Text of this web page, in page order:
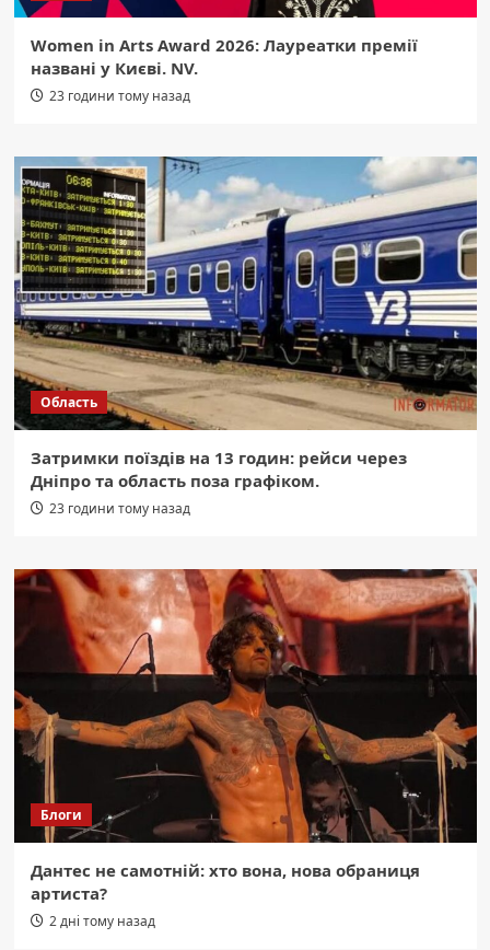
Women in Arts Award 2026: Лауреатки премії
названі у Києві. NV.
23 години тому назад
Область
Затримки поїздів на 13 годин: рейси через
Дніпро та область поза графіком.
23 години тому назад
Блоги
Дантес не самотній: хто вона, нова обраниця
артиста?
2 дні тому назад